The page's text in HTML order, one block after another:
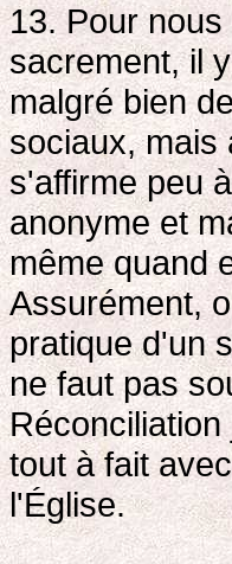
13. Pour
sacrement, il
malgré bien
sociaux, mais
s'affirme peu
anonyme et
même quand
Assurément,
pratique d'un
ne faut pas
tout à fait
l'Église.